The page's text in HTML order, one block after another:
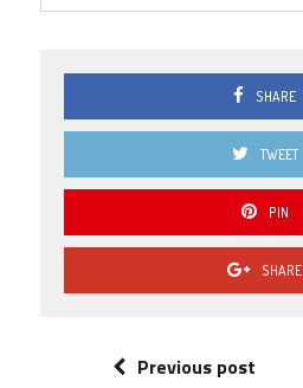
SHARE
TWEET
PIN
SHARE
Previous post